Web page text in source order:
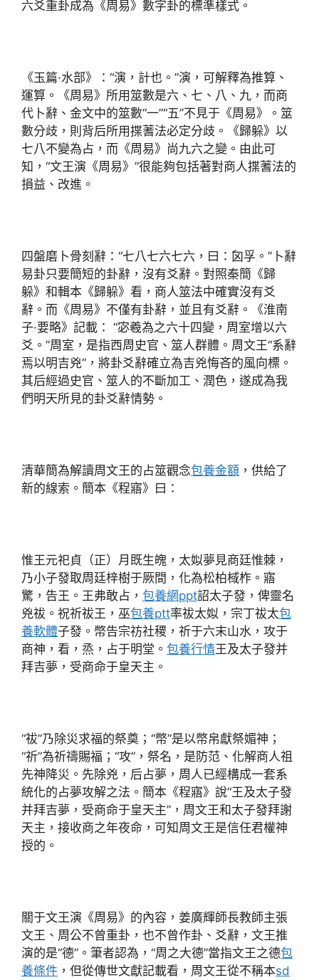
六爻重卦成為《周易》數字卦的標準樣式。
《玉篇·水部》：“演，計也。”演，可解釋為推算、
運算。《周易》所用筮數是六、七、八、九，而商
代卜辭、金文中的筮數“一”“五”不見于《周易》。筮
數分歧，則背后所用揲蓍法必定分歧。《歸躲》以
七八不變為占，而《周易》尚九六之變。由此可
知，“文王演《周易》”很能夠包括著對商人揲蓍法的
損益、改進。
四盤磨卜骨刻辭：“七八七六七六，曰：囟孚。”卜辭
易卦只要簡短的卦辭，沒有爻辭。對照秦簡《歸
躲》和輯本《歸躲》看，商人筮法中確實沒有爻
辭。而《周易》不僅有卦辭，並且有爻辭。《淮南
子·要略》記載： “宓羲為之六十四變，周室增以六
爻。”周室，是指西周史官、筮人群體。周文王“系辭
焉以明吉兇”，將卦爻辭確立為吉兇悔吝的風向標。
其后經過史官、筮人的不斷加工、潤色，遂成為我
們明天所見的卦爻辭情勢。
清華簡為解讀周文王的占筮觀念包養金額 ，供給了
新的線索。簡本《程寤》曰：
惟王元祀貞（正）月既生魄，太姒夢見商廷惟棘，
乃小子發取周廷梓樹于厥間，化為松柏棫柞。寤
驚，告王。王弗敢占， 包養網ppt詔太子發，俾靈名
兇祓。祝祈祓王，巫包養ptt率祓太姒，宗丁祓太包
養軟體子發。幣告宗祊社稷，祈于六末山水，攻于
商神，看，烝，占于明堂。 包養行情王及太子發并
拜吉夢，受商命于皇天主。
“祓”乃除災求福的祭奠；“幣”是以幣帛獻祭媚神；
“祈”為祈禱賜福；“攻”，祭名，是防范、化解商人祖
先神降災。先除兇，后占夢，周人已經構成一套系
統化的占夢攻解之法。簡本《程寤》說“王及太子發
并拜吉夢，受商命于皇天主”，周文王和太子發拜謝
天主，接收商之年夜命，可知周文王是信任君權神
授的。
關于文王演《周易》的內容，姜廣輝師長教師主張
文王、周公不曾重卦，也不曾作卦、爻辭，文王推
演的是“德”。筆者認為，“周之大德”當指文王之德包
養條件 ，但從傳世文獻記載看，周文王從不稱本sd